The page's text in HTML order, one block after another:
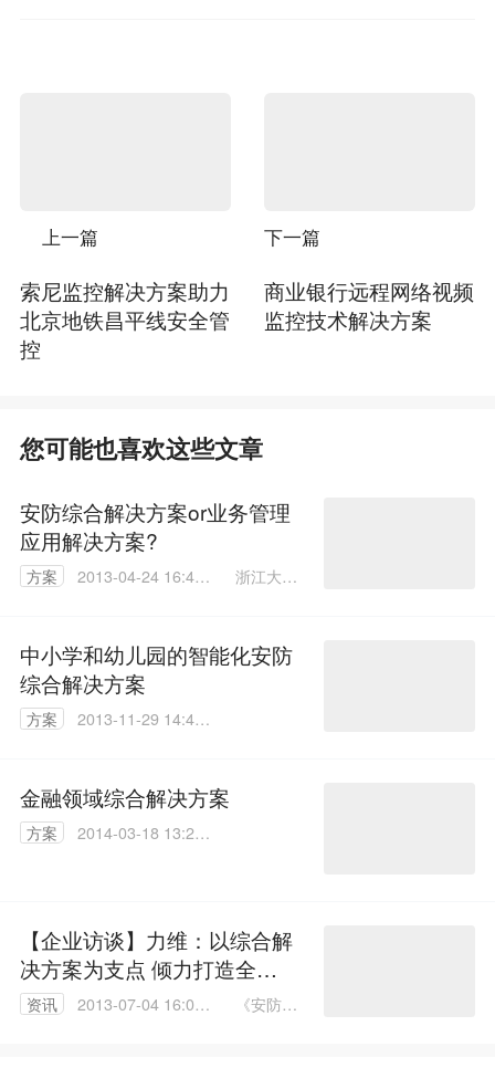
上一篇
索尼监控解决方案助力
北京地铁昌平线安全管
控
下一篇
商业银行远程网络视频
监控技术解决方案
您可能也喜欢这些文章
安防综合解决方案or业务管理
应用解决方案?
方案
2013-04-24 16:44:
浙江大华
部总监
石松
中小学和幼儿园的智能化安防
综合解决方案
方案
2013-11-29 14:42:
金融领域综合解决方案
方案
2014-03-18 13:27:
【企业访谈】力维：以综合解
决方案为支点 倾力打造全球
安防领导品牌
资讯
2013-07-04 16:08:
《安防解